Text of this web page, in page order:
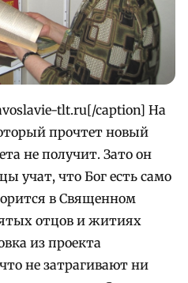
tlt.ru[/caption] На
прочтет новый
не получит. Зато он
учат, что Бог есть само
в Священном
отцов и житиях
из проекта
не затрагивают ни